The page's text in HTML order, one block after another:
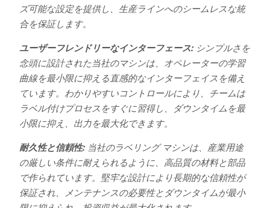
ズ可能な設定を提供し、生産ラインへのシームレスな統
合を保証します。
ユーザーフレンドリーなインターフェース:シンプルさを
念頭に設計された当社のマシンは、オペレーターの学習
曲線を最小限に抑える直感的なインターフェイスを備え
ています。わかりやすいコントロールにより、チームは
ラベル付けプロセスをすぐに習得し、ダウンタイムを最
小限に抑え、出力を最大化できます。
耐久性と信頼性:当社のラベリング マシンは、産業用途
の厳しい条件に耐えられるように、高品質の材料と部品
で作られています。堅牢な設計により長期的な信頼性が
保証され、メンテナンスの必要性とダウンタイムが最小